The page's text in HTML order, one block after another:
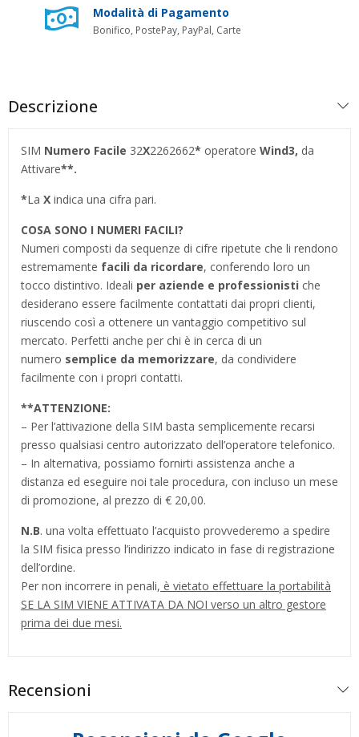
Modalità di Pagamento
Bonifico, PostePay, PayPal, Carte
Descrizione
SIM Numero Facile 32X2262662* operatore Wind3, da
Attivare**.
*La X indica una cifra pari.
COSA SONO I NUMERI FACILI?
Numeri composti da sequenze di cifre ripetute che li rendono
estremamente facili da ricordare, conferendo loro un
tocco distintivo. Ideali per aziende e professionisti che
desiderano essere facilmente contattati dai propri clienti,
riuscendo così a ottenere un vantaggio competitivo sul
mercato. Perfetti anche per chi è in cerca di un
numero semplice da memorizzare, da condividere
facilmente con i propri contatti.
**ATTENZIONE:
– Per l’attivazione della SIM basta semplicemente recarsi
presso qualsiasi centro autorizzato dell’operatore telefonico.
– In alternativa, possiamo fornirti assistenza anche a
distanza ed eseguire noi tale procedura, con incluso un mese
di promozione, al prezzo di € 20,00.
N.B. una volta effettuato l’acquisto provvederemo a spedire
la SIM fisica presso l’indirizzo indicato in fase di registrazione
dell’ordine.
Per non incorrere in penali, è vietato effettuare la portabilità
SE LA SIM VIENE ATTIVATA DA NOI verso un altro gestore
prima dei due mesi.
Recensioni